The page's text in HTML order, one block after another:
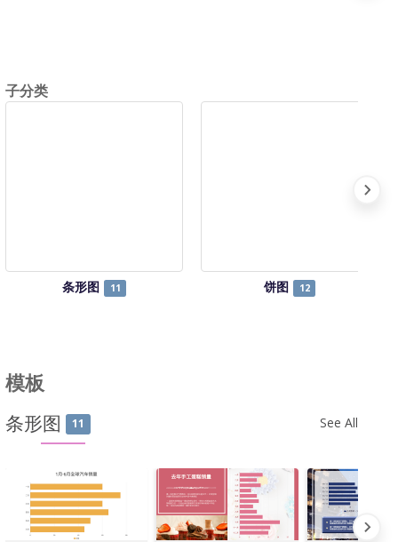
子分类
条形图 11 饼图 12
模板
条形图 11 See All